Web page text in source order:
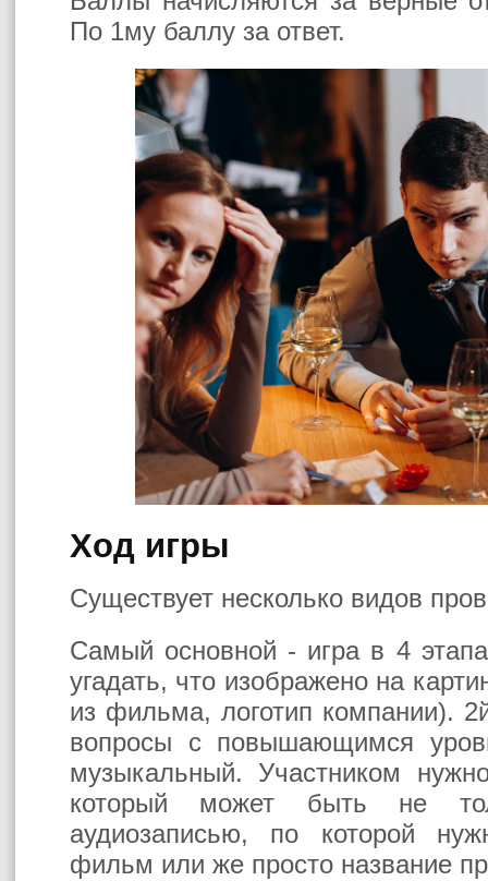
По 1му баллу за ответ.
Ход игры
Существует несколько видов
Самый основной - игра в 4
угадать, что изображено на
из фильма, логотип компании).
вопросы с повышающимся
музыкальный. Участником
который может быть не
аудиозаписью, по которой
фильм или же просто название